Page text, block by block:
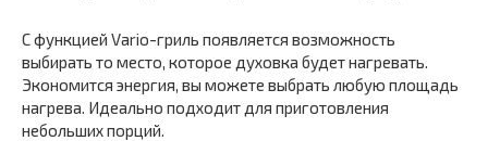
С функцией Vario-гриль появляется возможность
выбирать то место, которое духовка будет нагревать.
Экономится энергия, вы можете выбрать любую площадь
нагрева. Идеально подходит для приготовления
небольших порций.